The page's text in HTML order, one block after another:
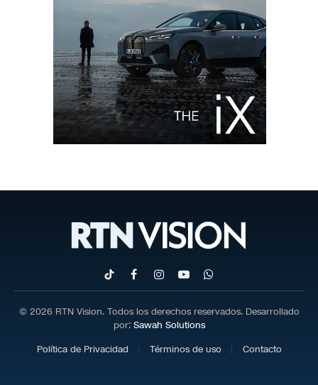
TikTokFacebookInstagram
YouTubeWhatsApp
© 2026 RTN Vision. Todos los derechos reservados. Desarrollado
por: Sawah Solutions
Política de Privacidad
Términos de uso Contacto